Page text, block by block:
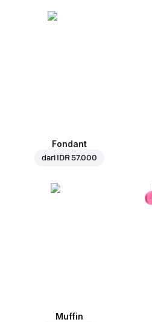
Fondant
dari IDR 57.000
Muffin